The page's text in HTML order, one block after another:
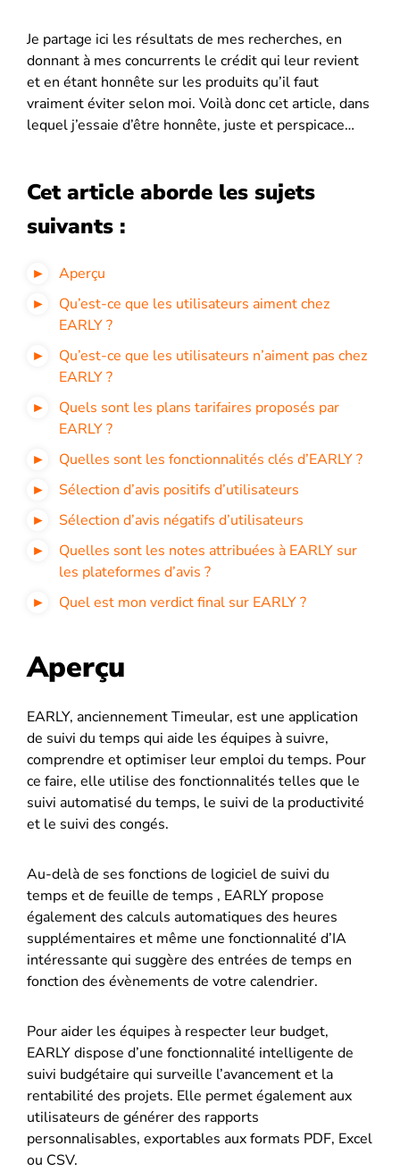
Je partage ici les résultats de mes recherches, en
donnant à mes concurrents le crédit qui leur revient
et en étant honnête sur les produits qu’il faut
vraiment éviter selon moi. Voilà donc cet article, dans
lequel j’essaie d’être honnête, juste et perspicace…
Cet article aborde les sujets
suivants :
Aperçu
Qu’est-ce que les utilisateurs aiment chez
EARLY ?
Qu’est-ce que les utilisateurs n’aiment pas chez
EARLY ?
Quels sont les plans tarifaires proposés par
EARLY ?
Quelles sont les fonctionnalités clés d’EARLY ?
Sélection d’avis positifs d’utilisateurs
Sélection d’avis négatifs d’utilisateurs
Quelles sont les notes attribuées à EARLY sur
les plateformes d’avis ?
Quel est mon verdict final sur EARLY ?
Aperçu
EARLY, anciennement Timeular, est une application
de suivi du temps qui aide les équipes à suivre,
comprendre et optimiser leur emploi du temps. Pour
ce faire, elle utilise des fonctionnalités telles que le
suivi automatisé du temps, le suivi de la productivité
et le suivi des congés.
Au-delà de ses fonctions de logiciel de suivi du
temps et de feuille de temps , EARLY propose
également des calculs automatiques des heures
supplémentaires et même une fonctionnalité d’IA
intéressante qui suggère des entrées de temps en
fonction des évènements de votre calendrier.
Pour aider les équipes à respecter leur budget,
EARLY dispose d’une fonctionnalité intelligente de
suivi budgétaire qui surveille l’avancement et la
rentabilité des projets. Elle permet également aux
utilisateurs de générer des rapports
personnalisables, exportables aux formats PDF, Excel
ou CSV.